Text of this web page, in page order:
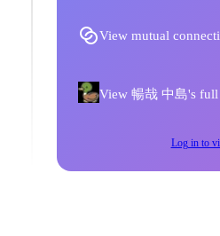
View mutual
View 暢哉 中島's
Log in to